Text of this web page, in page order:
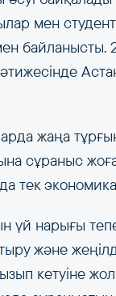
мен
байланысты.
жаңа
сұраныс
тек
үй нарығы
және
кетуіне